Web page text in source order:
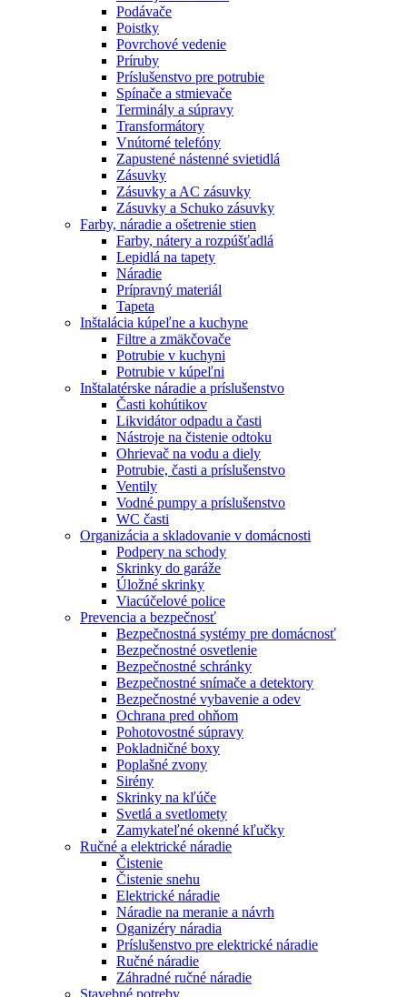
Podávače
Poistky
Povrchové vedenie
Príruby
Príslušenstvo pre potrubie
Spínače a stmievače
Terminály a súpravy
Transformátory
Vnútorné telefóny
Zapustené nástenné svietidlá
Zásuvky
Zásuvky a AC zásuvky
Zásuvky a Schuko zásuvky
Farby, náradie a ošetrenie stien
Farby, nátery a rozpúšťadlá
Lepidlá na tapety
Náradie
Prípravný materiál
Tapeta
Inštalácia kúpeľne a kuchyne
Filtre a zmäkčovače
Potrubie v kuchyni
Potrubie v kúpeľni
Inštalatérske náradie a príslušenstvo
Časti kohútikov
Likvidátor odpadu a časti
Nástroje na čistenie odtoku
Ohrievač na vodu a diely
Potrubie, časti a príslušenstvo
Ventily
Vodné pumpy a príslušenstvo
WC časti
Organizácia a skladovanie v domácnosti
Podpery na schody
Skrinky do garáže
Úložné skrinky
Viacúčelové police
Prevencia a bezpečnosť
Bezpečnostná systémy pre domácnosť
Bezpečnostné osvetlenie
Bezpečnostné schránky
Bezpečnostné snímače a detektory
Bezpečnostné vybavenie a odev
Ochrana pred ohňom
Pohotovostné súpravy
Pokladničné boxy
Poplašné zvony
Sirény
Skrinky na kľúče
Svetlá a svetlomety
Zamykateľné okenné kľučky
Ručné a elektrické náradie
Čistenie
Čistenie snehu
Elektrické náradie
Náradie na meranie a návrh
Oganizéry náradia
Príslušenstvo pre elektrické náradie
Ručné náradie
Záhradné ručné náradie
Stavebné potreby